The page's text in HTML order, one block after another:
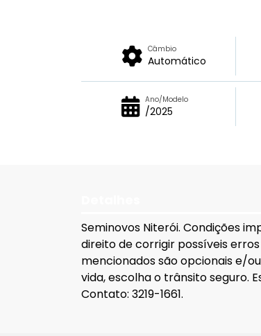
Câmbio
Automático
Ano/Modelo
/2025
Seminovos Niterói. Condições
direito de corrigir possíveis
mencionados são opcionais e/
vida, escolha o trânsito seguro.
Contato: 3219-1661.